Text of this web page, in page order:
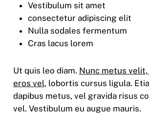
Vestibulum sit amet
consectetur adipiscing elit
Nulla sodales fermentum
Cras lacus lorem
Ut quis leo diam. Nunc metus
eros vel, lobortis cursus ligula.
dapibus metus, vel gravida risus
vel. Vestibulum eu augue mauris.